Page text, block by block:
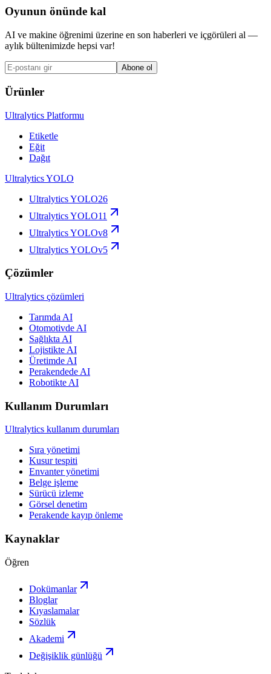
Oyunun önünde kal
AI ve makine öğrenimi üzerine en son haberleri ve içgörüleri al —
aylık bültenimizde hepsi var!
Abone ol
Ürünler
Ultralytics Platformu
Etiketle
Eğit
Dağıt
Ultralytics YOLO
Ultralytics YOLO26
Ultralytics YOLO11
Ultralytics YOLOv8
Ultralytics YOLOv5
Çözümler
Ultralytics çözümleri
Tarımda AI
Otomotivde AI
Sağlıkta AI
Lojistikte AI
Üretimde AI
Perakendede AI
Robotikte AI
Kullanım Durumları
Ultralytics kullanım durumları
Sıra yönetimi
Kusur tespiti
Envanter yönetimi
Belge işleme
Sürücü izleme
Görsel denetim
Perakende kayıp önleme
Kaynaklar
Öğren
Dokümanlar
Bloglar
Kıyaslamalar
Sözlük
Akademi
Değişiklik günlüğü